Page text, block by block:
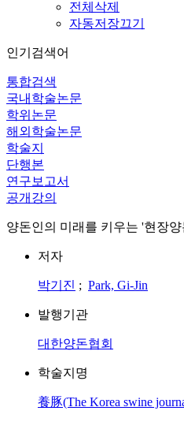
전체삭제
자동저장끄기
인기검색어
통합검색
국내학술논문
학위논문
해외학술논문
학술지
단행본
연구보고서
공개강의
양돈인의 미래를 키우는 '현장
저자
박기진 ; Park, Gi-Jin
발행기관
대한양돈협회
학술지명
養豚(The Korea swine